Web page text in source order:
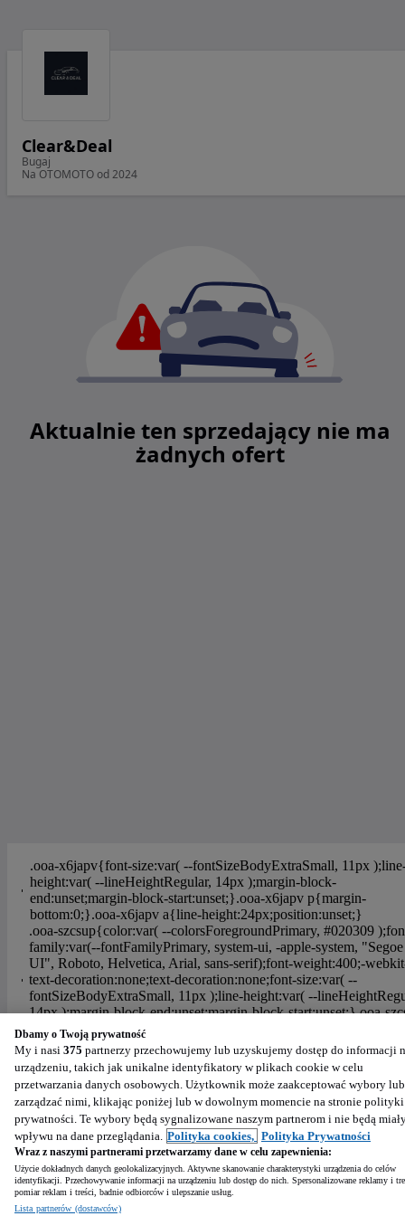
Clear&Deal
Bugaj
Na OTOMOTO od 2024
Aktualnie ten sprzedający nie ma
żadnych ofert
Pomoc Polityka plików "cookies"
Ustawienia plików cookie
Polityka prywatności
Regulamin OTOMOTO
Regulamin dla Klientów Biznesowych
Powered by:
Dbamy o Twoją prywatność
My i nasi 375 partnerzy przechowujemy lub uzyskujemy dostęp do informacji
urządzeniu, takich jak unikalne identyfikatory w plikach cookie w celu
przetwarzania danych osobowych. Użytkownik może zaakceptować wybory lub
zarządzać nimi, klikając poniżej lub w dowolnym momencie na stronie polityki
prywatności. Te wybory będą sygnalizowane naszym partnerom i nie będą
wpływu na dane przeglądania. Polityka cookies, Polityka Prywatności
Wraz z naszymi partnerami przetwarzamy dane w celu zapewnienia:
Użycie dokładnych danych geolokalizacyjnych. Aktywne skanowanie charakterystyki urządzenia do celów
identyfikacji. Przechowywanie informacji na urządzeniu lub dostęp do nich. Spersonalizowane reklamy i
pomiar reklam i treści, badnie odbiorców i ulepszanie usług.
Lista partnerów (dostawców)